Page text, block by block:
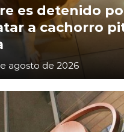
es detenido
a cachorro
agosto de 2026